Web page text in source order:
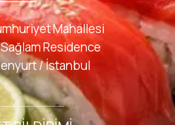
Mahallesi
Residence
/ İstanbul